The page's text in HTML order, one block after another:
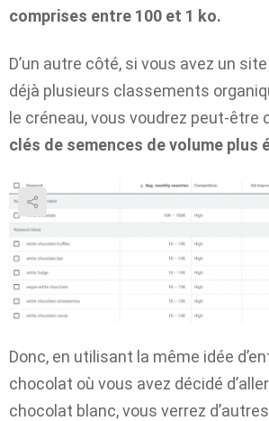
comprises entre 100 et 1 ko.
D’un autre côté, si vous avez un
déjà plusieurs classements
le créneau, vous voudrez peut-être
clés de semences de volume plus
Donc, en utilisant la même idée
chocolat où vous avez décidé
chocolat blanc, vous verrez